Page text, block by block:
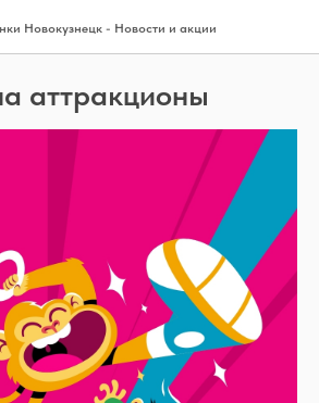
Новокузнецк - Новости и акции
аттракционы